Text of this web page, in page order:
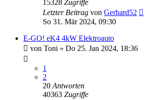
15328 Zugriffe
Letzter Beitrag von Gerhard52
So 31. Mär 2024, 09:30
E-GO! eK4 4kW Elektroauto
von Toni » Do 25. Jan 2024, 18:36
1
2
20Antworten
40363 Zugriffe